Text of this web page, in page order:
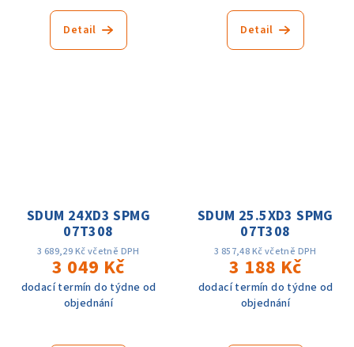
Detail Detail
SDUM 24XD3 SPMG
07T308
3 689,29 Kč včetně DPH
3 049 Kč
dodací termín do týdne od
objednání
SDUM 25.5XD3 SPMG
07T308
3 857,48 Kč včetně DPH
3 188 Kč
dodací termín do týdne od
objednání